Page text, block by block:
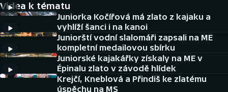
Cyklistika
DALŠÍ SPORTY
Americký fotbal
Baseball a softbal
NEPŘEHLÉDNĚTE
Soutěže
Videa k tématu
Juniorka Kočířová má zlato z kajaku a
vyhlíží šanci i na kanoi
Juniorští vodní slalomáři zapsali na ME
kompletní medailovou sbírku
Juniorské kajakářky získaly na ME v
Épinalu zlato v závodě hlídek
Krejčí, Kneblová a Přindiš ke zlatému
úspěchu na MS